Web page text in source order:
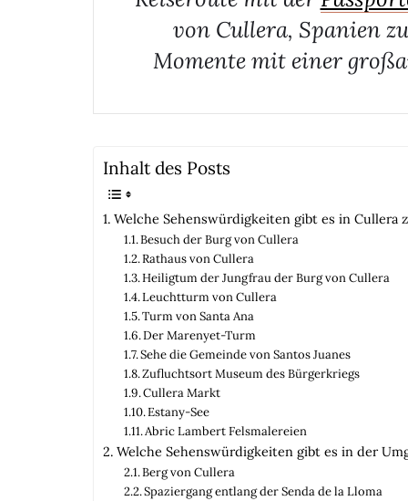
von Cullera, Spanien
Momente mit einer
Inhalt des Posts
Welche Sehenswürdigkeiten gibt es in Cullera
Besuch der Burg von Cullera
Rathaus von Cullera
Heiligtum der Jungfrau der Burg von Cullera
Leuchtturm von Cullera
Turm von Santa Ana
Der Marenyet-Turm
Sehe die Gemeinde von Santos Juanes
Zufluchtsort Museum des Bürgerkriegs
Cullera Markt
Estany-See
Abric Lambert Felsmalereien
Welche Sehenswürdigkeiten gibt es in der
Berg von Cullera
Spaziergang entlang der Senda de la Lloma